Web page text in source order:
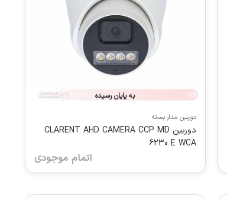
به پایان رسیده
دوربین مدار بسته
دوربین CLARENT AHD CAMERA CCP MD
6230 E WCA
اتمام موجودی